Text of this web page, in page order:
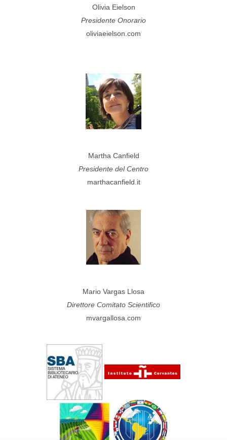
Olivia Eielson
Presidente Onorario
oliviaeielson.com
Martha Canfield
Presidente del Centro
marthacanfield.it
Mario Vargas Llosa
Direttore Comitato Scientifico
mvargallosa.com